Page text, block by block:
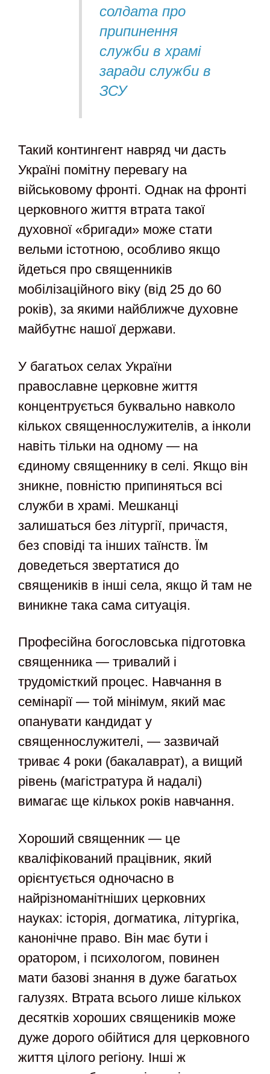
солдата про
припинення
служби в храмі
заради служби в
ЗСУ
Такий контингент навряд чи дасть
Україні помітну перевагу на
військовому фронті. Однак на фронті
церковного життя втрата такої
духовної «бригади» може стати
вельми істотною, особливо якщо
йдеться про священників
мобілізаційного віку (від 25 до 60
років), за якими найближче духовне
майбутнє нашої держави.
У багатьох селах України
православне церковне життя
концентрується буквально навколо
кількох священнослужителів, а інколи
навіть тільки на одному — на
єдиному священнику в селі. Якщо він
зникне, повністю припиняться всі
служби в храмі. Мешканці
залишаться без літургії, причастя,
без сповіді та інших таїнств. Їм
доведеться звертатися до
священиків в інші села, якщо й там не
виникне така сама ситуація.
Професійна богословська підготовка
священника — тривалий і
трудомісткий процес. Навчання в
семінарії — той мінімум, який має
опанувати кандидат у
священнослужителі, — зазвичай
триває 4 роки (бакалаврат), а вищий
рівень (магістратура й надалі)
вимагає ще кількох років навчання.
Хороший священник — це
кваліфікований працівник, який
орієнтується одночасно в
найрізноманітніших церковних
науках: історія, догматика, літургіка,
канонічне право. Він має бути і
оратором, і психологом, повинен
мати базові знання в дуже багатьох
галузях. Втрата всього лише кількох
десятків хороших священиків може
дуже дорого обійтися для церковного
життя цілого регіону. Інші ж